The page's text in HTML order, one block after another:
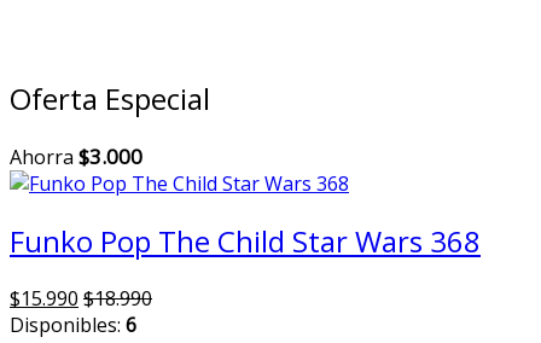
Oferta Especial
Ahorra $3.000
Funko Pop The Child Star Wars 368
$15.990 $18.990
Disponibles: 6